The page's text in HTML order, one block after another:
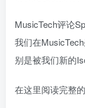
MusicTech评论
我们在
别是被我们新的
在这里阅读完整的